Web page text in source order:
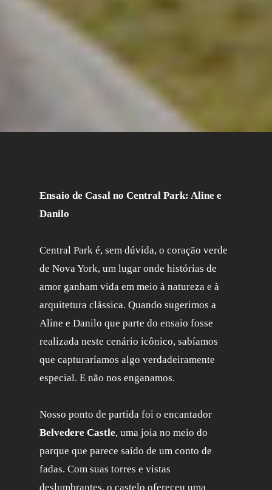
Ensaio de Casal no Central Park: Aline e
Danilo
Central Park é, sem dúvida, o coração verde
de Nova York, um lugar onde histórias de
amor ganham vida em meio à natureza e à
arquitetura clássica. Quando sugerimos a
Aline e Danilo que parte do ensaio fosse
realizada neste cenário icônico, sabíamos
que capturaríamos algo verdadeiramente
especial. E não nos enganamos.
Nosso ponto de partida foi o encantador
Belvedere Castle, uma joia no meio do
parque que parece saído de um conto de
fadas. Com suas torres e vistas
deslumbrantes, o castelo ofereceu uma